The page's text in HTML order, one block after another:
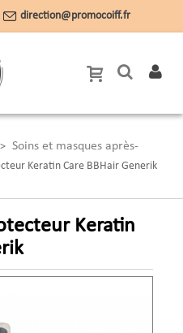
direction@promocoiff.fr
> Soins et masques après-
Keratin Care BBHair Generik
Keratin